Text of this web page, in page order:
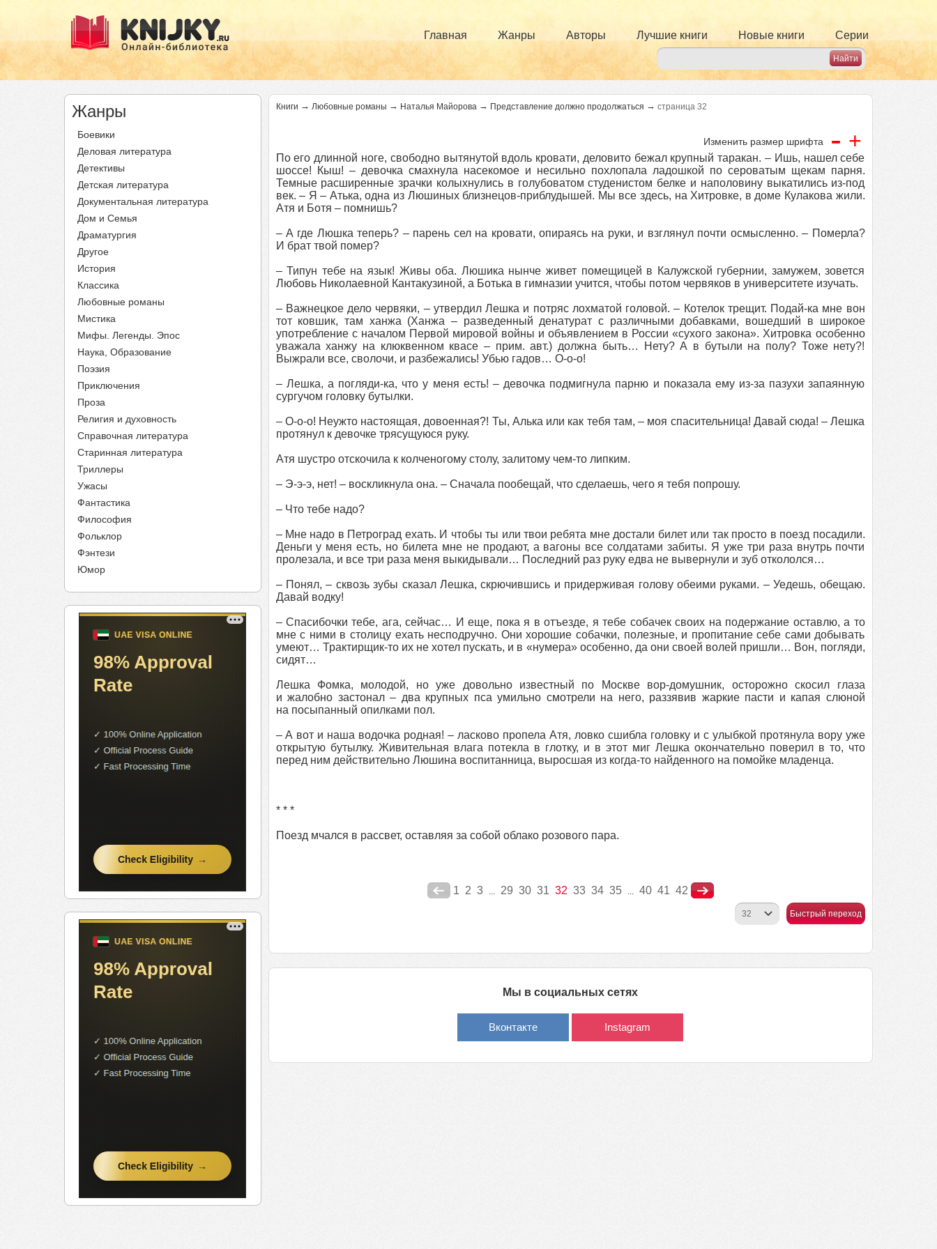
Главная Жанры Авторы Лучшие книги Новые книги Серии
Жанры
Боевики
Деловая литература
Детективы
Детская литература
Документальная литература
Дом и Семья
Драматургия
Другое
История
Классика
Любовные романы
Мистика
Мифы. Легенды. Эпос
Наука, Образование
Поэзия
Приключения
Проза
Религия и духовность
Справочная литература
Старинная литература
Триллеры
Ужасы
Фантастика
Философия
Фольклор
Фэнтези
Юмор
Книги → Любовные романы → Наталья Майорова → Представление должно продолжаться → страница 32
Изменить размер шрифта - +
По его длинной ноге, свободно вытянутой вдоль кровати, деловито бежал крупный таракан. – Ишь, нашел себе
шоссе! Кыш! – девочка смахнула насекомое и несильно похлопала ладошкой по сероватым щекам парня.
Темные расширенные зрачки колыхнулись в голубоватом студенистом белке и наполовину выкатились из-под
век. – Я – Атька, одна из Люшиных близнецов-приблудышей. Мы все здесь, на Хитровке, в доме Кулакова жили.
Атя и Ботя – помнишь?
– А где Люшка теперь? – парень сел на кровати, опираясь на руки, и взглянул почти осмысленно. – Померла?
И брат твой помер?
– Типун тебе на язык! Живы оба. Люшика нынче живет помещицей в Калужской губернии, замужем, зовется
Любовь Николаевной Кантакузиной, а Ботька в гимназии учится, чтобы потом червяков в университете изучать.
– Важнецкое дело червяки, – утвердил Лешка и потряс лохматой головой. – Котелок трещит. Подай-ка мне вон
тот ковшик, там ханжа (Ханжа – разведенный денатурат с различными добавками, вошедший в широкое
употребление с началом Первой мировой войны и объявлением в России «сухого закона». Хитровка особенно
уважала ханжу на клюквенном квасе – прим. авт.) должна быть… Нету? А в бутыли на полу? Тоже нету?!
Выжрали все, сволочи, и разбежались! Убью гадов… О-о-о!
– Лешка, а погляди-ка, что у меня есть! – девочка подмигнула парню и показала ему из-за пазухи запаянную
сургучом головку бутылки.
– О-о-о! Неужто настоящая, довоенная?! Ты, Алька или как тебя там, – моя спасительница! Давай сюда! – Лешка
протянул к девочке трясущуюся руку.
Атя шустро отскочила к колченогому столу, залитому чем-то липким.
– Э-э-э, нет! – воскликнула она. – Сначала пообещай, что сделаешь, чего я тебя попрошу.
– Что тебе надо?
– Мне надо в Петроград ехать. И чтобы ты или твои ребята мне достали билет или так просто в поезд посадили.
Деньги у меня есть, но билета мне не продают, а вагоны все солдатами забиты. Я уже три раза внутрь почти
пролезала, и все три раза меня выкидывали… Последний раз руку едва не вывернули и зуб откололся…
– Понял, – сквозь зубы сказал Лешка, скрючившись и придерживая голову обеими руками. – Уедешь, обещаю.
Давай водку!
– Спасибочки тебе, ага, сейчас… И еще, пока я в отъезде, я тебе собачек своих на подержание оставлю, а то
мне с ними в столицу ехать несподручно. Они хорошие собачки, полезные, и пропитание себе сами добывать
умеют… Трактирщик-то их не хотел пускать, и в «нумера» особенно, да они своей волей пришли… Вон, погляди,
сидят…
Лешка Фомка, молодой, но уже довольно известный по Москве вор-домушник, осторожно скосил глаза
и жалобно застонал – два крупных пса умильно смотрели на него, раззявив жаркие пасти и капая слюной
на посыпанный опилками пол.
– А вот и наша водочка родная! – ласково пропела Атя, ловко сшибла головку и с улыбкой протянула вору уже
открытую бутылку. Живительная влага потекла в глотку, и в этот миг Лешка окончательно поверил в то, что
перед ним действительно Люшина воспитанница, выросшая из когда-то найденного на помойке младенца.
* * *
Поезд мчался в рассвет, оставляя за собой облако розового пара.
1 2 3 ... 29 30 31 32 33 34 35 ... 40 41 42
Быстрый переход
Мы в социальных сетях
Вконтакте Instagram